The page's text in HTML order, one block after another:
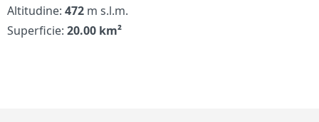
Altitudine:472 m s.l.m.
Superficie:20.00 km²